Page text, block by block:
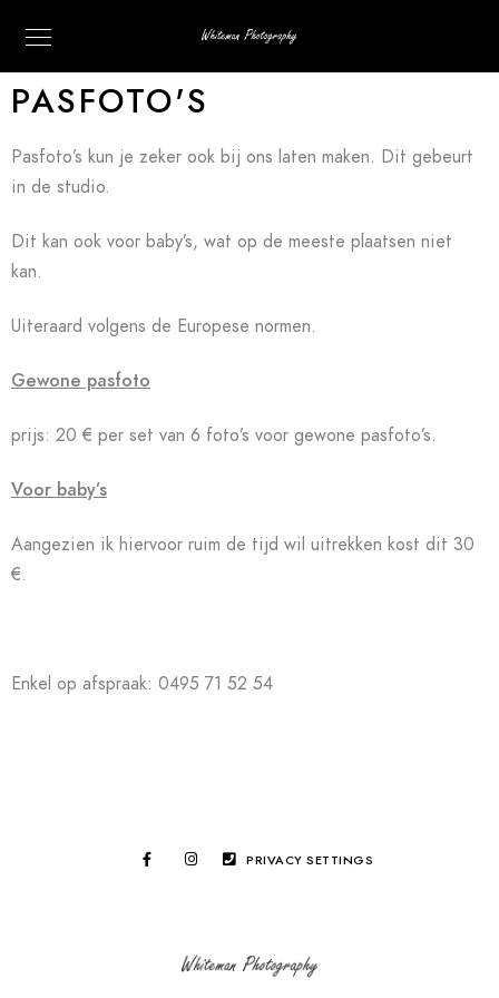
PASFOTO'S
Pasfoto’s kun je zeker ook bij ons laten maken. Dit gebeurt
in de studio.
Dit kan ook voor baby’s, wat op de meeste plaatsen niet
kan.
Uiteraard volgens de Europese normen.
Gewone pasfoto
prijs: 20 € per set van 6 foto’s voor gewone pasfoto’s.
Voor baby’s
Aangezien ik hiervoor ruim de tijd wil uitrekken kost dit 30
€.
Enkel op afspraak: 0495 71 52 54
PRIVACY SETTINGS